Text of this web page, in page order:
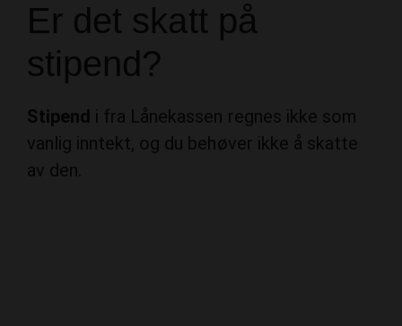
Er det skatt på
stipend?
Stipend i fra Lånekassen regnes ikke som
vanlig inntekt, og du behøver ikke å skatte
av den.